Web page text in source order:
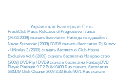
Украинская Баннерная Сеть
FreshClub Music Releases of Progressive Trance
(26.04.2009) скачать бесплатно Никогда не сдавайся /
Never Surrender (2009) DVD5 скачать бесплатно Dj Kustov
- UNrelax 2 (2009) скачать бесплатно Club-House
Exclusive Vol.6 (2009) скачать бесплатно На краю стою
(2008) DVDRip / DVD9 скачать бесплатно FantasyDVD
Player Platinum 9.7.2 Build 0409 Rus скачать бесплатно
SBMAV Disk Cleaner 2009 3.33 Build 9071 Rus скачать